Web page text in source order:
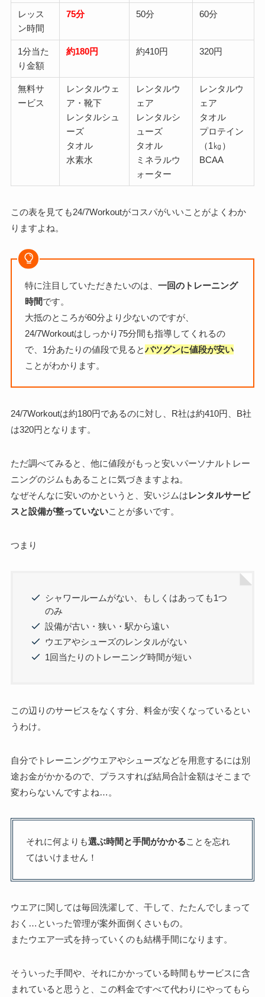
レッス
ン時間
75分 50分 60分
1分当た
り金額
約180円 約410円 320円
無料サ
ービス
レンタルウェ
ア・靴下
レンタルシュ
ーズ
タオル
水素水
レンタルウ
ェア
レンタルシ
ューズ
タオル
ミネラルウ
ォーター
レンタルウ
ェア
タオル
プロテイン
（1㎏）
BCAA
この表を見ても24/7Workoutがコスパがいいことがよくわか
りますよね。
特に注目していただきたいのは、一回のトレーニング
時間です。
大抵のところが60分より少ないのですが、
24/7Workoutはしっかり75分間も指導してくれるの
で、1分あたりの値段で見るとバツグンに値段が安い
ことがわかります。
24/7Workoutは約180円であるのに対し、R社は約410円、B社
は320円となります。
ただ調べてみると、他に値段がもっと安いパーソナルトレー
ニングのジムもあることに気づきますよね。
なぜそんなに安いのかというと、安いジムはレンタルサービ
スと設備が整っていないことが多いです。
つまり
シャワールームがない、もしくはあっても1つ
のみ
設備が古い・狭い・駅から遠い
ウエアやシューズのレンタルがない
1回当たりのトレーニング時間が短い
この辺りのサービスをなくす分、料金が安くなっているとい
うわけ。
自分でトレーニングウエアやシューズなどを用意するには別
途お金がかかるので、プラスすれば結局合計金額はそこまで
変わらないんですよね…。
それに何よりも選ぶ時間と手間がかかることを忘れ
てはいけません！
ウエアに関しては毎回洗濯して、干して、たたんでしまって
おく…といった管理が案外面倒くさいもの。
またウエア一式を持っていくのも結構手間になります。
そういった手間や、それにかかっている時間もサービスに含
まれていると思うと、この料金ですべて代わりにやってもら